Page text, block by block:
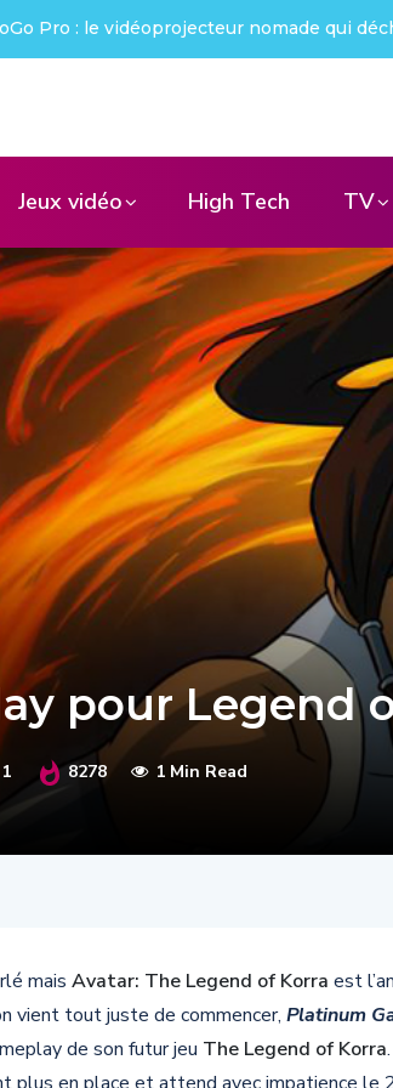
Creative Pebble X : j’ai été choqué !
Jeux vidéo High Tech TV
pour Legend
1 8278 1 Min Read
mais Avatar: The Legend of Korra est
vient tout juste de commencer, Platinum
de son futur jeu The Legend of Korra.